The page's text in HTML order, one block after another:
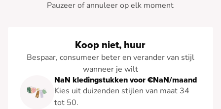
Pauzeer of annuleer op elk moment
Koop niet, huur
Bespaar, consumeer beter en verander van stijl
wanneer je wilt
NaN kledingstukken voor €NaN/maand
Kies uit duizenden stijlen van maat 34
tot 50.